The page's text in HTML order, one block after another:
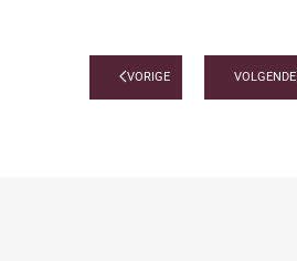
VORIGE VOLGENDE